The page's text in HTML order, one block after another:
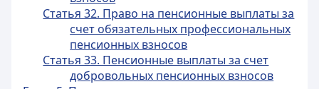
Статья 32. Право на пенсионные выплаты за
счет обязательных профессиональных
пенсионных взносов
Статья 33. Пенсионные выплаты за счет
добровольных пенсионных взносов